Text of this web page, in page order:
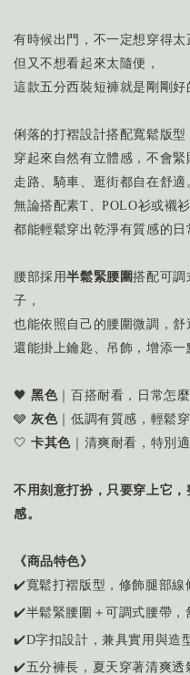
有時候出門，不一定想穿得太
但又不想看起來太隨便，
這款五分西裝短褲就是剛剛好
俐落的打褶設計搭配寬鬆版型
穿起來自然有立體感，不會緊
走路、騎車、逛街都自在舒適
無論搭配素T、POLO衫或襯衫
都能輕鬆穿出乾淨有質感的日
腰部採用半鬆緊腰圍搭配可調
子，
也能依照自己的腰圍微調，
還能掛上鑰匙、吊飾，增添一
🖤黑色｜百搭耐看，日常怎麼
🩶 灰色｜低調有質感，輕鬆穿
🤍卡其色 ｜清爽耐看，特別
不用刻意打扮，只要穿上它
感。
《商品特色》
✔️寬鬆打褶版型，修飾腿部線
✔️半鬆緊腰圍＋可調式腰帶，
✔️D字扣設計，兼具實用與造
✔️五分褲長，夏天穿著清爽透